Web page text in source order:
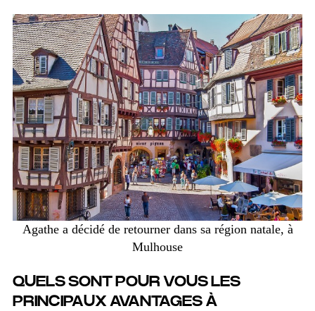
Agathe a décidé de retourner dans sa région natale, à
Mulhouse
QUELS SONT POUR VOUS LES
PRINCIPAUX AVANTAGES À